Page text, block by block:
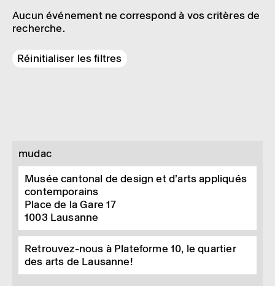
Aucun événement ne correspond à vos critères de
recherche.
Réinitialiser les filtres
mudac
Musée cantonal de design et d’arts appliqués
contemporains
Place de la Gare 17
1003 Lausanne
Retrouvez-nous à Plateforme 10, le quartier
des arts de Lausanne!